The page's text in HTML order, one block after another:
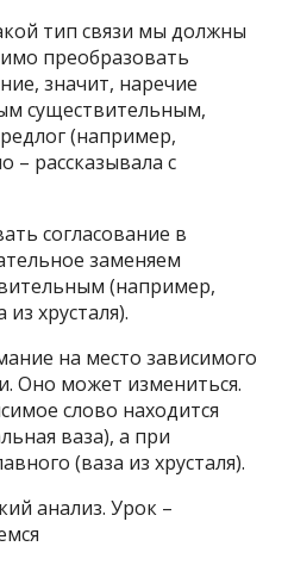
тип связи мы должны
преобразовать
значит, наречие
существительным,
(например,
– рассказывала с
согласование в
заменяем
(например,
из хрусталя).
на место зависимого
Оно может измениться.
слово находится
ваза), а при
(ваза из хрусталя).
анализ. Урок –